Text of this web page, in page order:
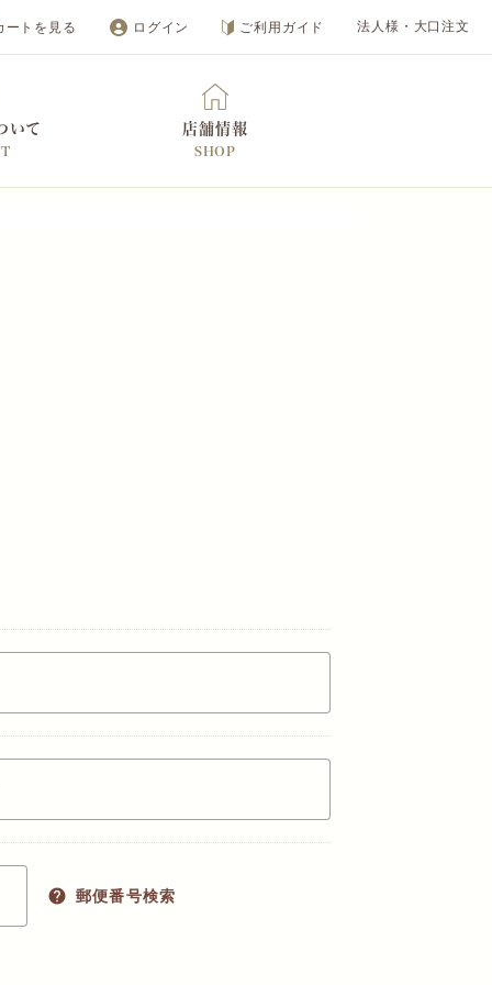
いて 店舗情報
SHOP
ートを見る ログイン ご利用ガイド 法人様・大口注文
help 郵便番号検索